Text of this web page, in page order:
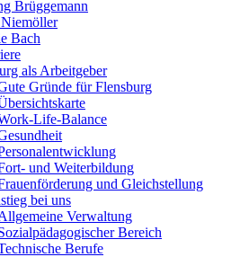
Brüggemann
Bach
als Arbeitgeber
Gründe für Flensburg
Life-Balance
und Weiterbildung
und Gleichstellung
bei uns
Verwaltung
Bereich
Berufe